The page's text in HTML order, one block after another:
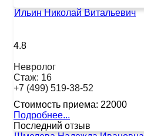
Ильин Николай Витальевич
4.8
Невролог
Стаж: 16
+7 (499) 519-38-52
Стоимость приема: 22000
Подробнее...
Последний отзыв